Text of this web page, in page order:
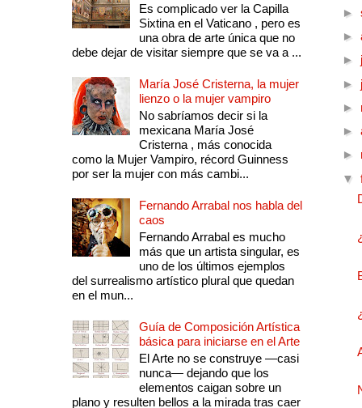
Es complicado ver la Capilla
Sixtina en el Vaticano , pero es
una obra de arte única que no
debe dejar de visitar siempre que se va a ...
María José Cristerna, la mujer
lienzo o la mujer vampiro
No sabríamos decir si la
mexicana María José
Cristerna , más conocida
como la Mujer Vampiro, récord Guinness
por ser la mujer con más cambi...
Fernando Arrabal nos habla del
caos
Fernando Arrabal es mucho
más que un artista singular, es
uno de los últimos ejemplos
del surrealismo artístico plural que quedan
en el mun...
Guía de Composición Artística
básica para iniciarse en el Arte
El Arte no se construye —casi
nunca— dejando que los
elementos caigan sobre un
plano y resulten bellos a la mirada tras caer
►
►
►
►
►
►
►
▼